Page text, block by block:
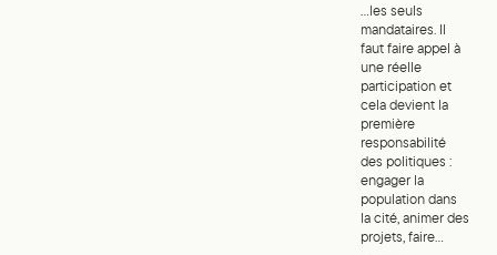
...les seuls
mandataires. Il
faut faire appel à
une réelle
participation et
cela devient la
première
responsabilité
des politiques :
engager la
population dans
la cité, animer des
projets, faire...